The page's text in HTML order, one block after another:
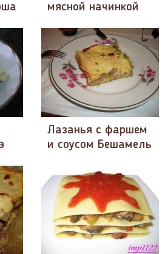
мясной начинкой
Лазанья с фаршем
и соусом Бешамель